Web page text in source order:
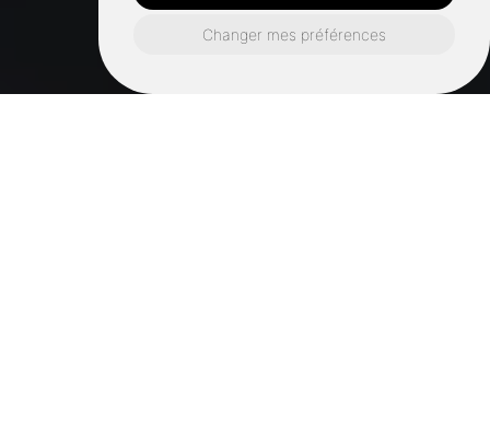
Changer mes préférences